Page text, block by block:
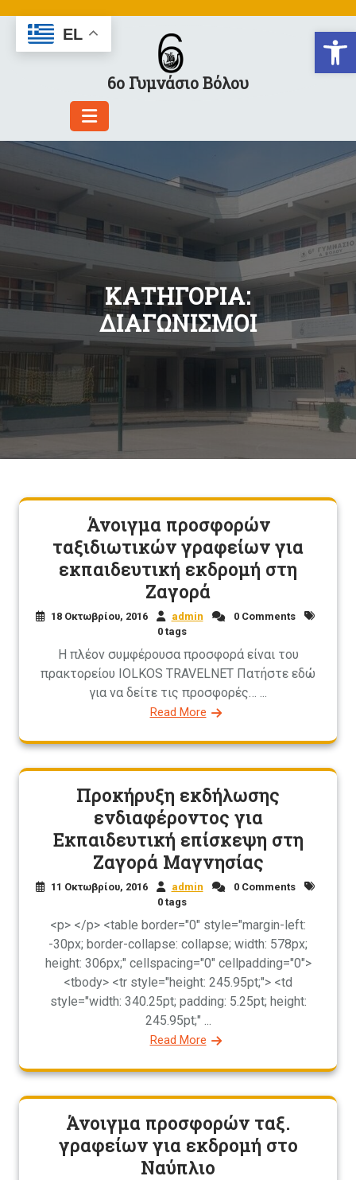
content
6ο Γυμνάσιο Βόλου
ΚΑΤΗΓΟΡΊΑ:
ΔΙΑΓΩΝΙΣΜΟΙ
Άνοιγμα προσφορών
ταξιδιωτικών γραφείων για
εκπαιδευτική εκδρομή στη
Ζαγορά
18 Οκτωβρίου, 2016 admin
0 Comments
0 tags
Η πλέον συμφέρουσα προσφορά είναι του
πρακτορείου IOLKOS TRAVELNET Πατήστε εδώ
για να δείτε τις προσφορές… ...
Read More
Προκήρυξη εκδήλωσης
ενδιαφέροντος για
Εκπαιδευτική επίσκεψη στη
Ζαγορά Μαγνησίας
11 Οκτωβρίου, 2016 admin
0 Comments
0 tags
<p> </p> <table border="0" style="margin-left:
-30px; border-collapse: collapse; width: 578px;
height: 306px;" cellspacing="0" cellpadding="0">
<tbody> <tr style="height: 245.95pt;"> <td
style="width: 340.25pt; padding: 5.25pt; height:
245.95pt;" ...
Read More
Άνοιγμα προσφορών ταξ.
γραφείων για εκδρομή στο
Ναύπλιο
EL